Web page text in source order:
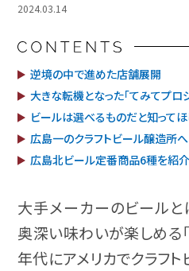
2024.03.14
逆境の中で進めた店舗展開
大きな転機となった「てみてプロ
ビールは選べるものだと知って
広島一のクラフトビール醸造所へ
広島北ビール定番商品6種を紹介
大手メーカーのビール
奥深い味わいが楽しめる
年代にアメリカでクラフ